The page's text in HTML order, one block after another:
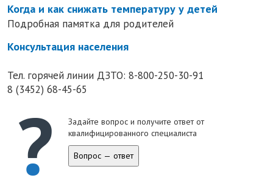
Когда и как снижать температуру у детей
Подробная памятка для родителей
Консультация населения
Тел. горячей линии ДЗТО: 8-800-250-30-91
8 (3452) 68-45-65
Задайте вопрос и получите ответ от
квалифицированного специалиста
Вопрос — ответ